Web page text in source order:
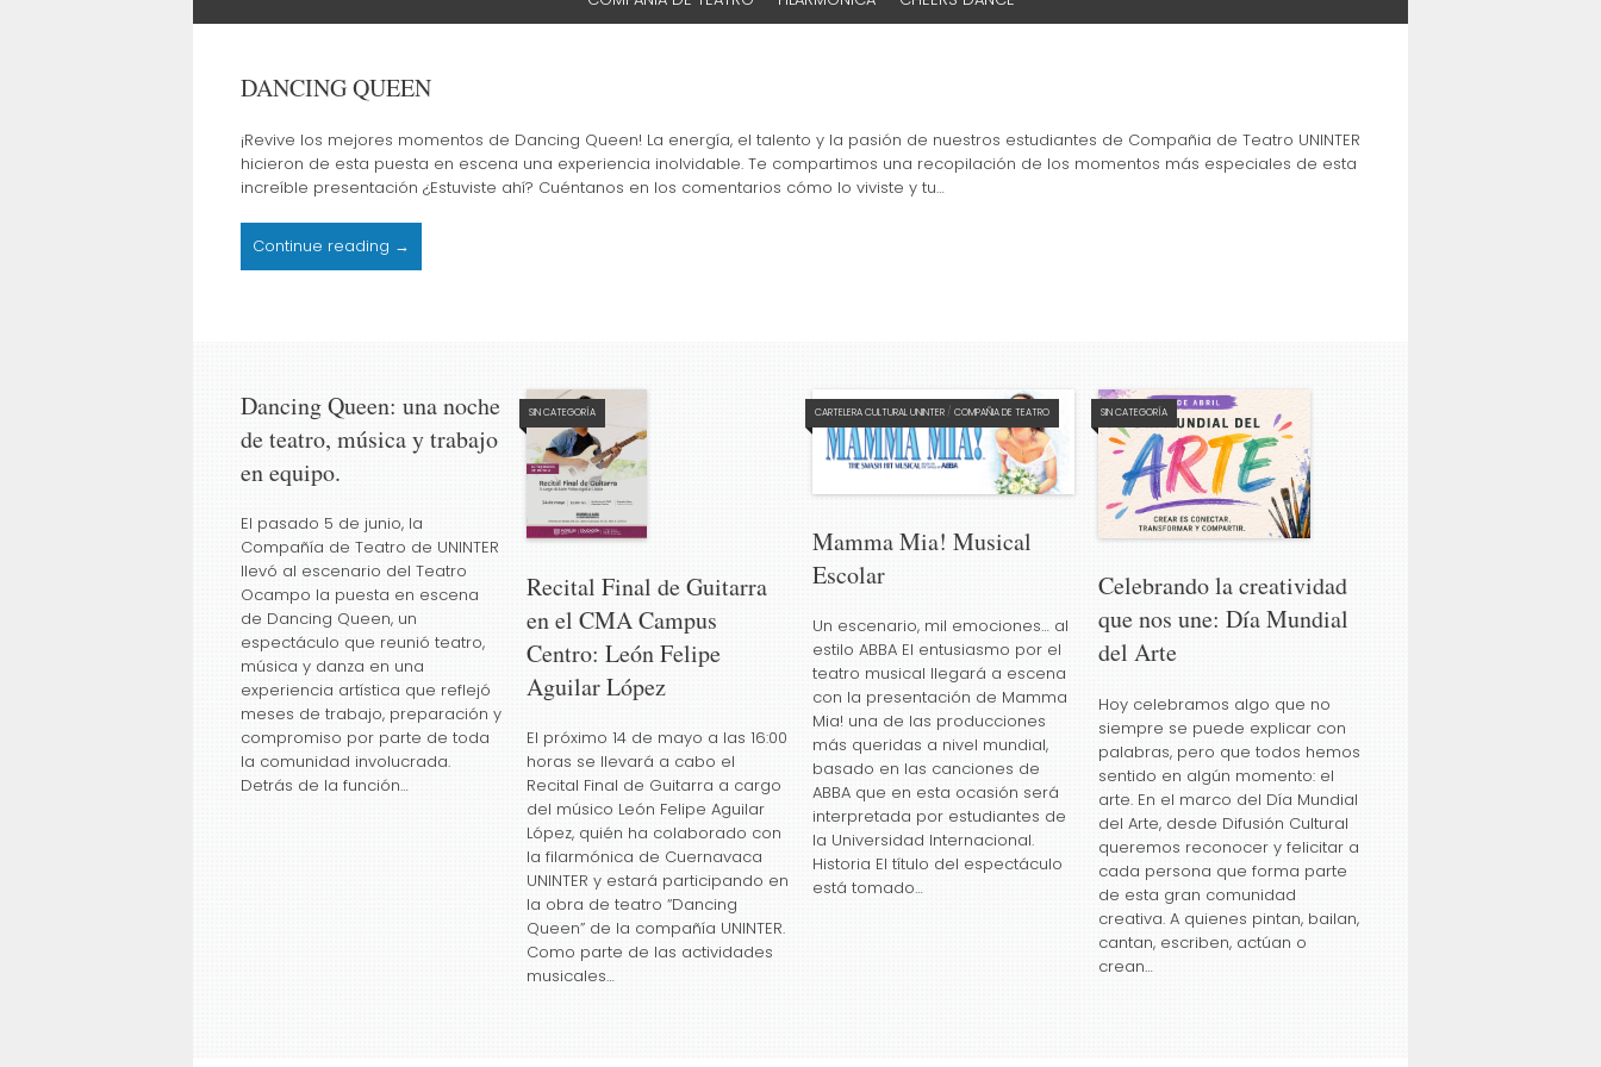
DANCING QUEEN
¡Revive los mejores momentos de Dancing Queen! La energía, el talento y la pasión de nuestros estudiantes de Compañia de Teatro UNINTER
hicieron de esta puesta en escena una experiencia inolvidable. Te compartimos una recopilación de los momentos más especiales de esta
increíble presentación ¿Estuviste ahí? Cuéntanos en los comentarios cómo lo viviste y tu…
Continue reading →
Dancing Queen: una noche
de teatro, música y trabajo
en equipo.
El pasado 5 de junio, la
Compañía de Teatro de UNINTER
llevó al escenario del Teatro
Ocampo la puesta en escena
de Dancing Queen, un
espectáculo que reunió teatro,
música y danza en una
experiencia artística que reflejó
meses de trabajo, preparación y
compromiso por parte de toda
la comunidad involucrada.
Detrás de la función…
SIN CATEGORÍA
Recital Final de Guitarra
en el CMA Campus
Centro: León Felipe
Aguilar López
El próximo 14 de mayo a las 16:00
horas se llevará a cabo el
Recital Final de Guitarra a cargo
del músico León Felipe Aguilar
López, quién ha colaborado con
la filarmónica de Cuernavaca
UNINTER y estará participando en
la obra de teatro “Dancing
Queen” de la compañía UNINTER.
Como parte de las actividades
musicales…
CARTELERA CULTURAL UNINTER / COMPAÑIA DE TEATRO
Mamma Mia! Musical
Escolar
Un escenario, mil emociones… al
estilo ABBA El entusiasmo por el
teatro musical llegará a escena
con la presentación de Mamma
Mia! una de las producciones
más queridas a nivel mundial,
basado en las canciones de
ABBA que en esta ocasión será
interpretada por estudiantes de
la Universidad Internacional.
Historia El título del espectáculo
está tomado…
SIN CATEGORÍA
Celebrando la creatividad
que nos une: Día Mundial
del Arte
Hoy celebramos algo que no
siempre se puede explicar con
palabras, pero que todos hemos
sentido en algún momento: el
arte. En el marco del Día Mundial
del Arte, desde Difusión Cultural
queremos reconocer y felicitar a
cada persona que forma parte
de esta gran comunidad
creativa. A quienes pintan, bailan,
cantan, escriben, actúan o
crean…